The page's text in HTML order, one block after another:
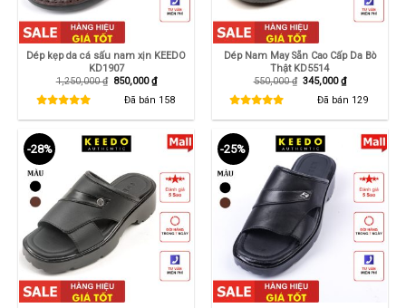
Dép kẹp da cá sấu nam xịn KEEDO
KD1907
1,250,000₫ Giá
850,000₫Giá
hiện
tại
Đã bán 158
Dép Nam May Sẵn Cao Cấp Da Bò
Thật KD5514
550,000₫ Giá
345,000₫Giá
hiện
tại
Đã bán 129
-28% -25%